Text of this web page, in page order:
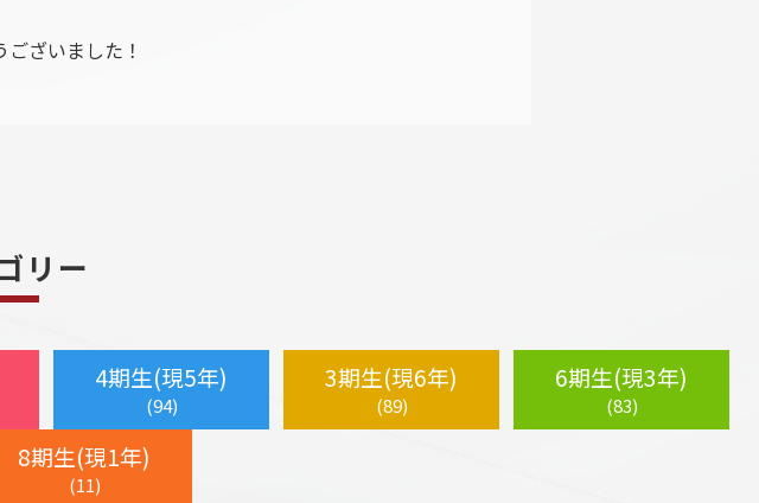
ざいました！
リー
4期生(現5年)
(94)
3期生(現6年)
(89)
6期生(現3年)
(83)
8期生(現1年)
(11)